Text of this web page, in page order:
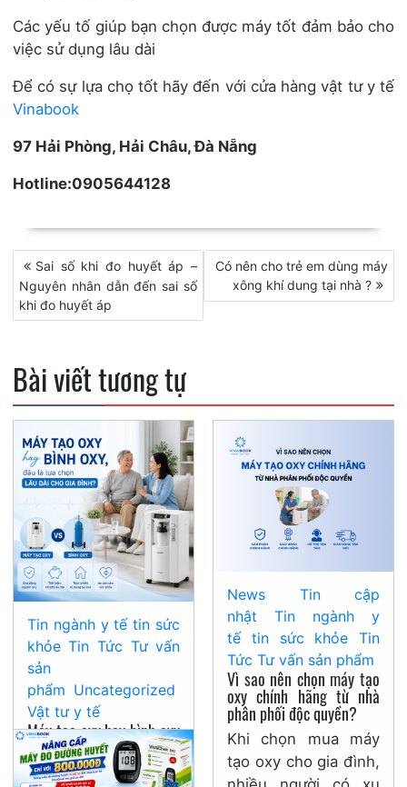
Các yếu tố giúp bạn chọn được máy tốt đảm bảo cho
việc sử dụng lâu dài
Để có sự lựa chọ tốt hãy đến với cửa hàng vật tư y tế
Vinabook
97 Hải Phòng, Hải Châu, Đà Nẵng
Hotline:0905644128
Điều
hướng
bài
viết
Sai số khi đo huyết áp –
Nguyên nhân dẫn đến sai số
khi đo huyết áp
Có nên cho trẻ em dùng máy
xông khí dung tại nhà ?
Bài viết tương tự
Tin ngành y tế tin sức
khỏe Tin Tức Tư vấn
sản
phẩm Uncategorized
Vật tư y tế
Máy tạo oxy hay bình oxy
đâu là lựa chọn lâu dài
cho gia đình?
News
Tin cập
nhật
Tin ngành y
tế
tin sức khỏe
Tin
Tức Tư vấn sản phẩm
Vì sao nên chọn máy tạo
oxy chính hãng từ nhà
phân phối độc quyền?
Khi chọn mua máy
tạo oxy cho gia đình,